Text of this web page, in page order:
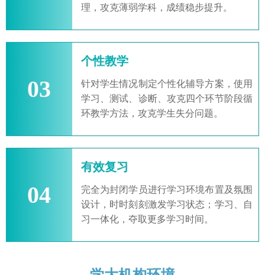
理，攻克薄弱学科，成绩稳步提升。
03
个性教学
针对学生情况制定个性化辅导方案，使用
学习、测试、诊断、攻克四个环节阶段循
环教学方法，攻克学生失分问题。
04
有效复习
完全为封闭学员进行学习环境布置及氛围
设计，时时刻刻激发学习状态；学习、自
习一体化，夺取更多学习时间。